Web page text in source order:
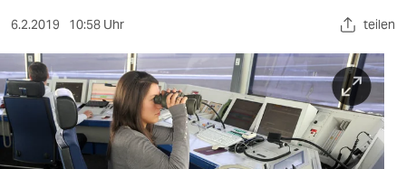
sport
berlin
nord
wahrheit
6.2.2019 10:58 Uhr teilen